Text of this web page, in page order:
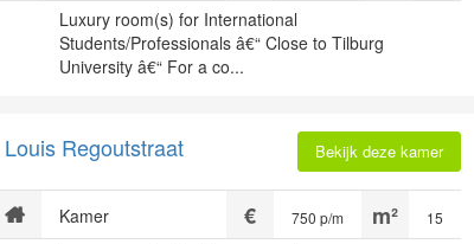
Luxury room(s) for International
Students/Professionals â€“ Close to Tilburg
University â€“ For a co...
Louis Regoutstraat Bekijk deze kamer
Kamer 15
750 p/m